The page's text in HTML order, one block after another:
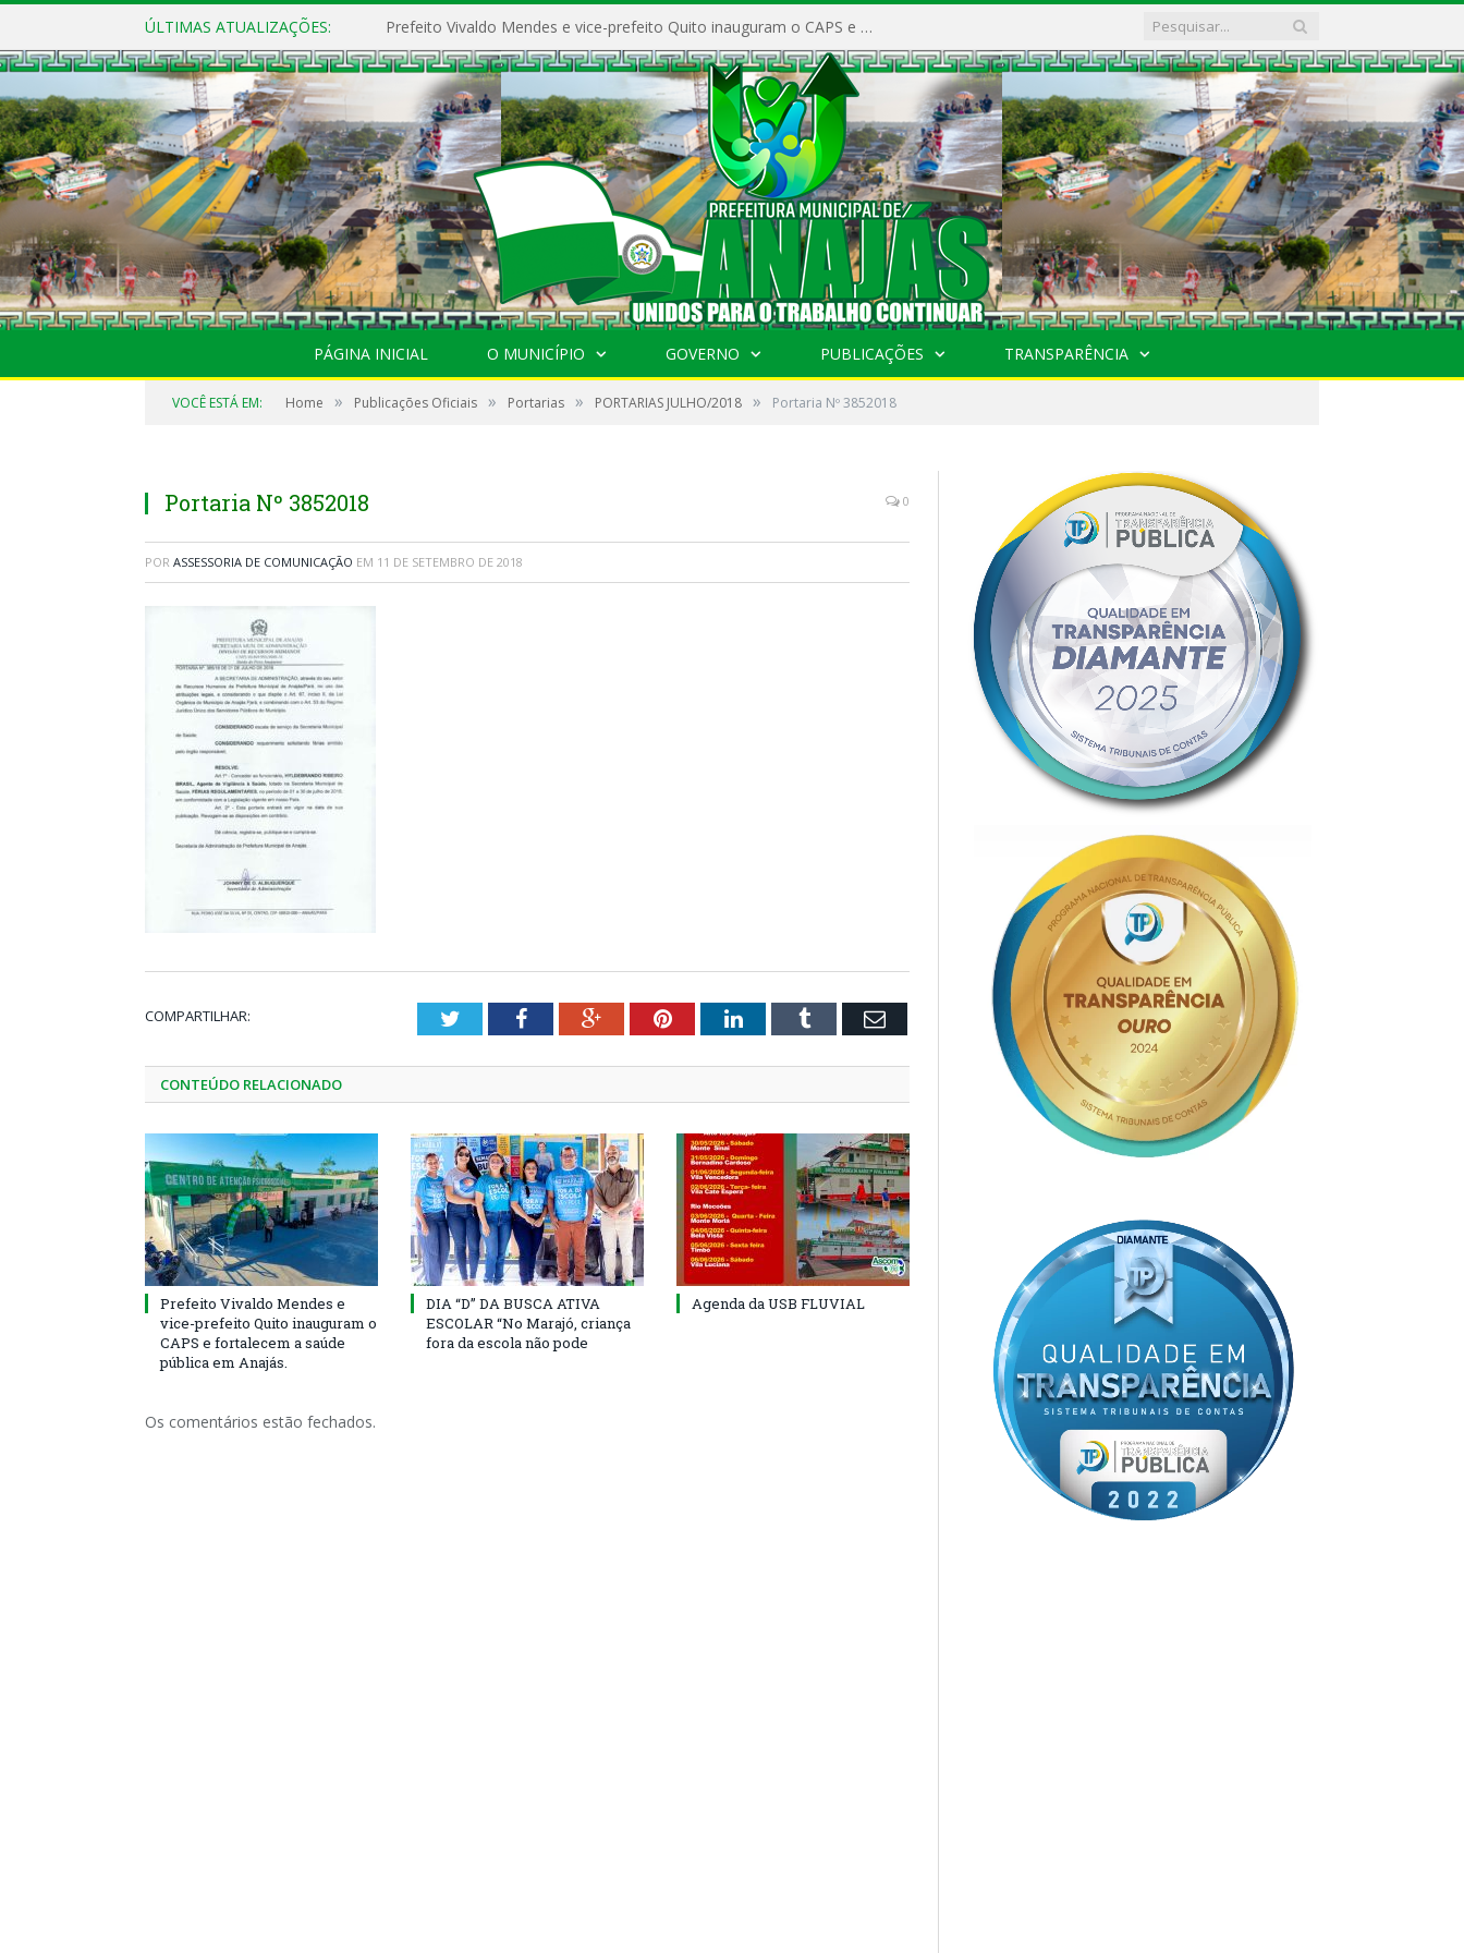
ÚLTIMAS ATUALIZAÇÕES: Prefeito Vivaldo Mendes e vice-prefeito Quito inauguram o CAPS e fortalecem a saúde pública em Anajás.
PÁGINA INICIAL O MUNICÍPIO GOVERNO PUBLICAÇÕES TRANSPARÊNCIA
VOCÊ ESTÁ EM: Home » Publicações Oficiais » Portarias » PORTARIAS JULHO/2018 » Portaria Nº 3852018
Portaria Nº 3852018 0
POR ASSESSORIA DE COMUNICAÇÃO EM 11 DE SETEMBRO DE 2018
COMPARTILHAR: TwitterFacebookGoogle+PinterestLinkedInTumblr Email
CONTEÚDO RELACIONADO
Prefeito Vivaldo Mendes e
vice-prefeito Quito inauguram o
CAPS e fortalecem a saúde
pública em Anajás.
DIA “D” DA BUSCA ATIVA
ESCOLAR “No Marajó, criança
fora da escola não pode
Agenda da USB FLUVIAL
Os comentários estão fechados.